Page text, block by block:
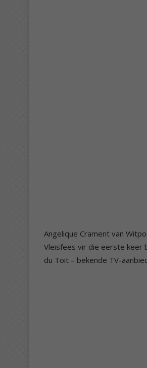
Angelique Crament van
Vleisfees vir die eerste keer
du Toit – bekende TV-